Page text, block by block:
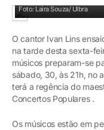
Foto: Laira Souza/ Ulbra
O cantor Ivan Lins
na tarde desta sexta-
músicos preparam-se
sábado, 30, às 21h, no
terá a regência do
Concertos Populares .
Os músicos estão em